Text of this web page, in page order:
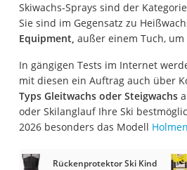
Skiwachs-Sprays sind der
Sie sind im Gegensatz zu
Equipment, außer einem Tuch,
In gängigen Tests im Internet
mit diesen ein Auftrag auch über
Typs Gleitwachs oder Steigwachs
oder Skilanglauf Ihre Ski
2026 besonders das Modell
Rückenprotektor Ski Kind